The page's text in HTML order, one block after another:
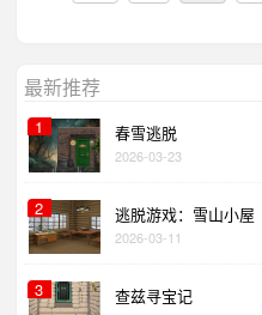
最新推荐
1 春雪逃脱
2026-03-23
2 逃脱游戏：雪山小屋
2026-03-11
3 查兹寻宝记